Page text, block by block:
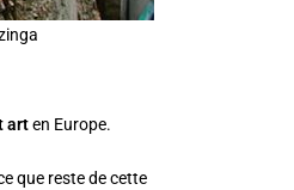
arten Europe.
que reste de cette